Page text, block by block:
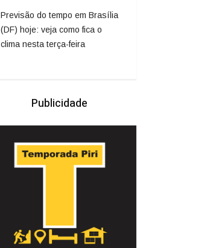
Previsão do tempo em Brasília
(DF) hoje: veja como fica o
clima nesta terça-feira
Publicidade